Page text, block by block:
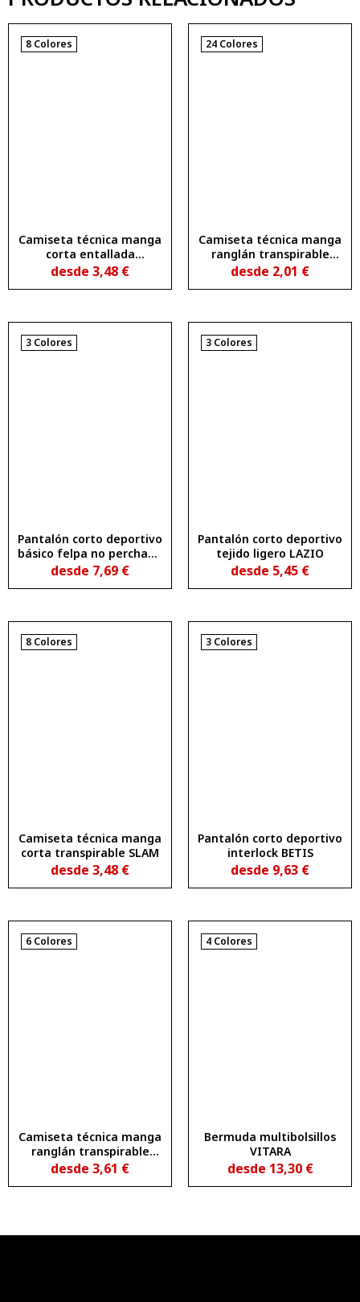
8 Colores
Camiseta técnica manga
corta entallada
transpirable SLAM
desde 3,48 €
24 Colores
Camiseta técnica manga
ranglán transpirable
BAHRAIN
desde 2,01 €
3 Colores
Pantalón corto deportivo
básico felpa no perchada
SPIRO
desde 7,69 €
3 Colores
Pantalón corto deportivo
tejido ligero LAZIO
desde 5,45 €
8 Colores
Camiseta técnica manga
corta transpirable SLAM
desde 3,48 €
3 Colores
Pantalón corto deportivo
interlock BETIS
desde 9,63 €
6 Colores
Camiseta técnica manga
ranglán transpirable
MONTECARLO L/S
desde 3,61 €
4 Colores
Bermuda multibolsillos
VITARA
desde 13,30 €